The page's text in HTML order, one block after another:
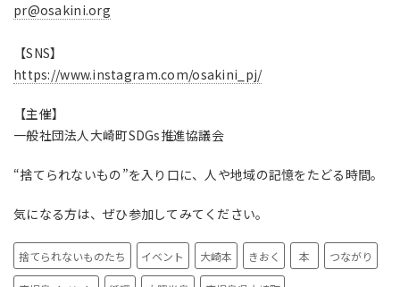
pr@osakini.org
【SNS】
https://www.instagram.com/osakini_pj/
【主催】
一般社団法人大崎町SDGs推進協議会
“捨てられないもの”を入り口に、人や地域の記憶をたどる時間。
気になる方は、ぜひ参加してみてください。
捨てられないものたち イベント 大崎本 きおく 本 つながり